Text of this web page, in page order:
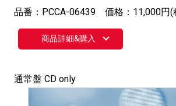
品番：PCCA-06439 価格：11,000円(
商品詳細&購入
通常盤 CD only